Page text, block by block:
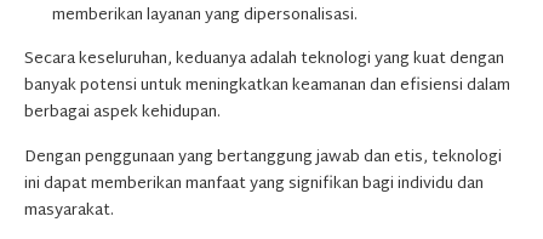
memberikan layanan yang dipersonalisasi.
Secara keseluruhan, keduanya adalah teknologi yang kuat dengan
banyak potensi untuk meningkatkan keamanan dan efisiensi dalam
berbagai aspek kehidupan.
Dengan penggunaan yang bertanggung jawab dan etis, teknologi
ini dapat memberikan manfaat yang signifikan bagi individu dan
masyarakat.